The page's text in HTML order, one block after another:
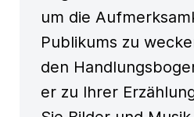
um die
Publikums zu
den
er zu Ihrer